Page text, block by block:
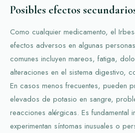
Posibles efectos
Como cualquier medicamento, el
efectos adversos en algunas
comunes incluyen mareos, fatiga,
alteraciones en el sistema digestivo,
En casos menos frecuentes, pueden
elevados de potasio en sangre,
reacciones alérgicas. Es fundamental
experimentan síntomas inusuales o